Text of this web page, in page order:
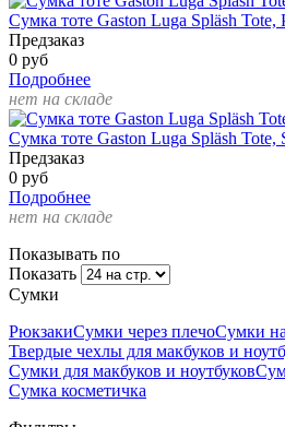
Сумка тоте Gaston Luga Spläsh Tote,
Предзаказ
0 руб
Подробнее
нет на складе
Сумка тоте Gaston Luga Spläsh Tote,
Предзаказ
0 руб
Подробнее
нет на складе
Показывать по
Показать
Сумки
РюкзакиСумки через плечоСумки
Твердые чехлы для макбуков и
Сумки для макбуков и ноутбуков
Сумка косметичка